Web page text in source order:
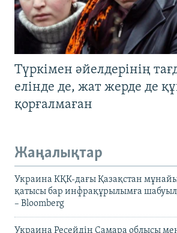
Түркімен әйелдерінің
елінде де, жат жерде де
қорғалмаған
Жаңалықтар
Украина КҚК-дағы Қазақстан
қатысы бар инфрақұрылымға
– Bloomberg
Украина Ресейдің Самара облысы